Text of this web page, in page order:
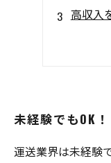
高収入
未経
未経験でもOK！
運送業界は未経験